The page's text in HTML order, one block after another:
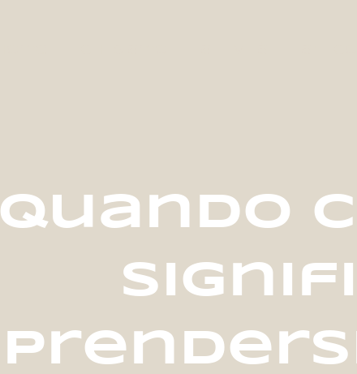
Quando